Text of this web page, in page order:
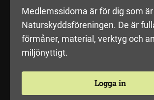
Medlemssidorna är för dig som
Naturskyddsföreningen. De är
förmåner, material, verktyg och
miljönyttigt.
Logga in